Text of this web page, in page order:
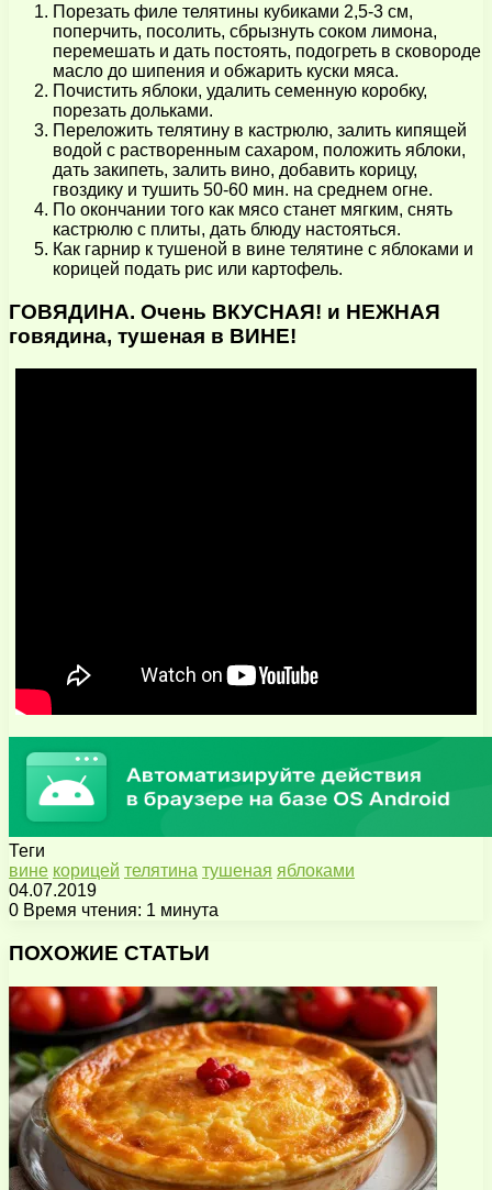
Порезать филе телятины кубиками 2,5-3 см,
поперчить, посолить, сбрызнуть соком лимона,
перемешать и дать постоять, подогреть в сковороде
масло до шипения и обжарить куски мяса.
Почистить яблоки, удалить семенную коробку,
порезать дольками.
Переложить телятину в кастрюлю, залить кипящей
водой с растворенным сахаром, положить яблоки,
дать закипеть, залить вино, добавить корицу,
гвоздику и тушить 50-60 мин. на среднем огне.
По окончании того как мясо станет мягким, снять
кастрюлю с плиты, дать блюду настояться.
Как гарнир к тушеной в вине телятине с яблоками и
корицей подать рис или картофель.
ГОВЯДИНА. Очень ВКУСНАЯ! и НЕЖНАЯ
говядина, тушеная в ВИНЕ!
Теги
вине корицей телятина тушеная яблоками
04.07.2019
0 Время чтения: 1 минута
через
почту
ПОХОЖИЕ СТАТЬИ